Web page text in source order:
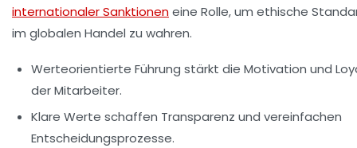
internationaler Sanktioneneine Rolle, um ethische
im globalen Handel zu wahren.
Werteorientierte Führung stärkt die Motivation und
der Mitarbeiter.
Klare Werte schaffen Transparenz und vereinfachen
Entscheidungsprozesse.